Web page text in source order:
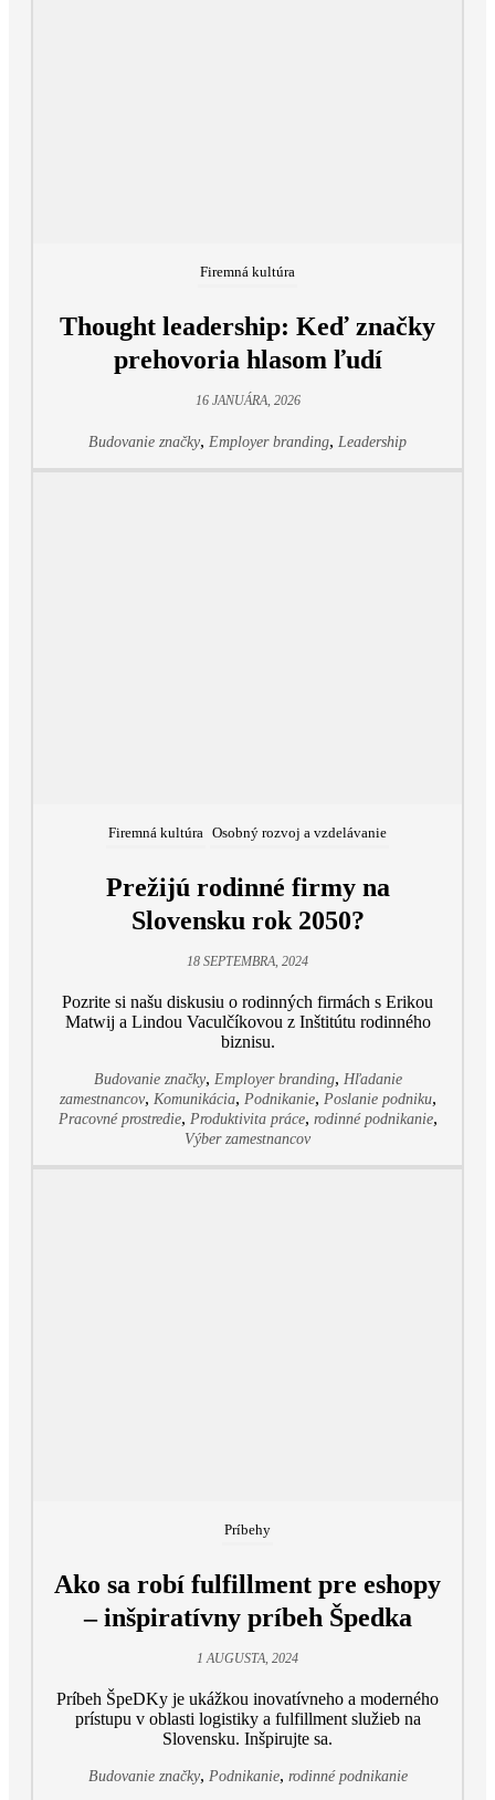
Firemná kultúra
Thought leadership: Keď značky
prehovoria hlasom ľudí
16 JANUÁRA, 2026
Budovanie značky, Employer branding, Leadership
Firemná kultúra Osobný rozvoj a vzdelávanie
Prežijú rodinné firmy na
Slovensku rok 2050?
18 SEPTEMBRA, 2024
Pozrite si našu diskusiu o rodinných firmách s Erikou
Matwij a Lindou Vaculčíkovou z Inštitútu rodinného
biznisu.
Budovanie značky, Employer branding, Hľadanie
zamestnancov, Komunikácia, Podnikanie, Poslanie podniku,
Pracovné prostredie, Produktivita práce, rodinné podnikanie,
Výber zamestnancov
Príbehy
Ako sa robí fulfillment pre eshopy
– inšpiratívny príbeh Špedka
1 AUGUSTA, 2024
Príbeh ŠpeDKy je ukážkou inovatívneho a moderného
prístupu v oblasti logistiky a fulfillment služieb na
Slovensku. Inšpirujte sa.
Budovanie značky, Podnikanie, rodinné podnikanie